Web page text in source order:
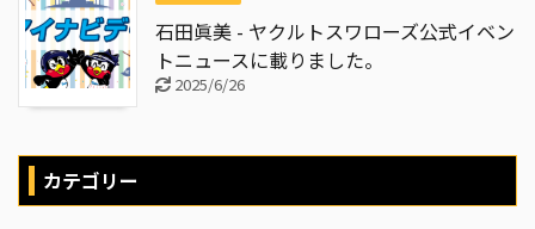
石田眞美 - ヤクルトスワローズ公式イベン
トニュースに載りました。
2025/6/26
カテゴリー